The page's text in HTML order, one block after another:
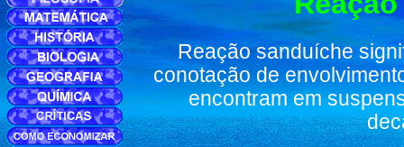
Reação sanduíche
conotação de
encontram em